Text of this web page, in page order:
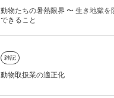
動物たちの暑熱限界 〜 生き地獄を
できること
雑記
動物取扱業の適正化